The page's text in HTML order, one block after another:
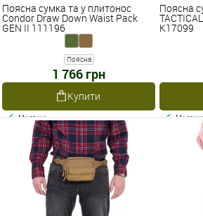
Поясна сумка та у плитонос
Condor Draw Down Waist Pack
GEN II 111196
Поясна
1 766 грн
Купити
Наявне
Поясна
K17099
Наявне